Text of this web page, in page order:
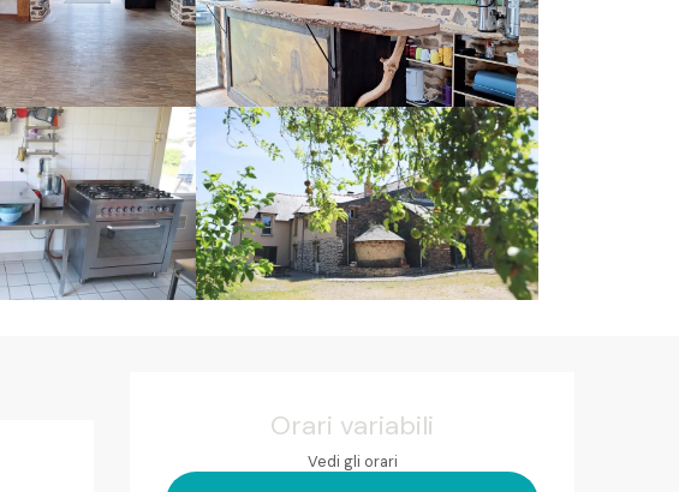
Orari variabili
Vedi gli orari